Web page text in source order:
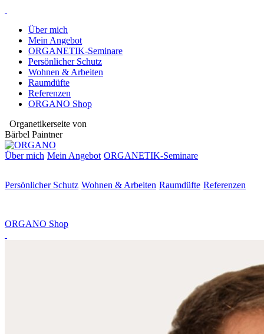
Über mich
Mein Angebot
ORGANETIK-Seminare
Persönlicher Schutz
Wohnen & Arbeiten
Raumdüfte
Referenzen
ORGANO Shop
Organetikerseite von
Bärbel Paintner
Über mich Mein Angebot ORGANETIK-Seminare
Persönlicher Schutz Wohnen & Arbeiten Raumdüfte Referenzen
ORGANO Shop